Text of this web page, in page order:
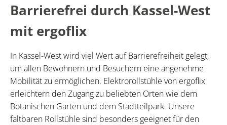
Barrierefrei durch Kassel-West
mit ergoflix
In Kassel-West wird viel Wert auf Barrierefreiheit gelegt,
um allen Bewohnern und Besuchern eine angenehme
Mobilität zu ermöglichen. Elektrorollstühle von ergoflix
erleichtern den Zugang zu beliebten Orten wie dem
Botanischen Garten und dem Stadtteilpark. Unsere
faltbaren Rollstühle sind besonders geeignet für den